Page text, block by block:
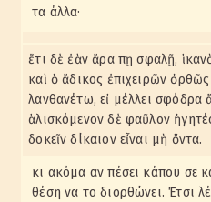
τα άλλα·
ἔτι δὲ ἐὰν ἄρα πῃ σφαλῇ,
καὶ ὁ ἄδικος ἐπιχειρῶν
λανθανέτω, εἰ μέλλει σφόδρα
ἁλισκόμενον δὲ φαῦλον
δοκεῖν δίκαιον εἶναι μὴ ὄντα.
κι ακόμα αν πέσει κάπου σε
θέση να το διορθώνει. Έτσι